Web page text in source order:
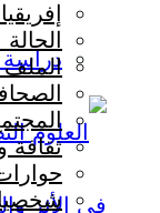
الحالة
الملف
ثقافة